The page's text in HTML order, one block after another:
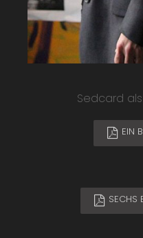
Sedcard
EIN
SECHS